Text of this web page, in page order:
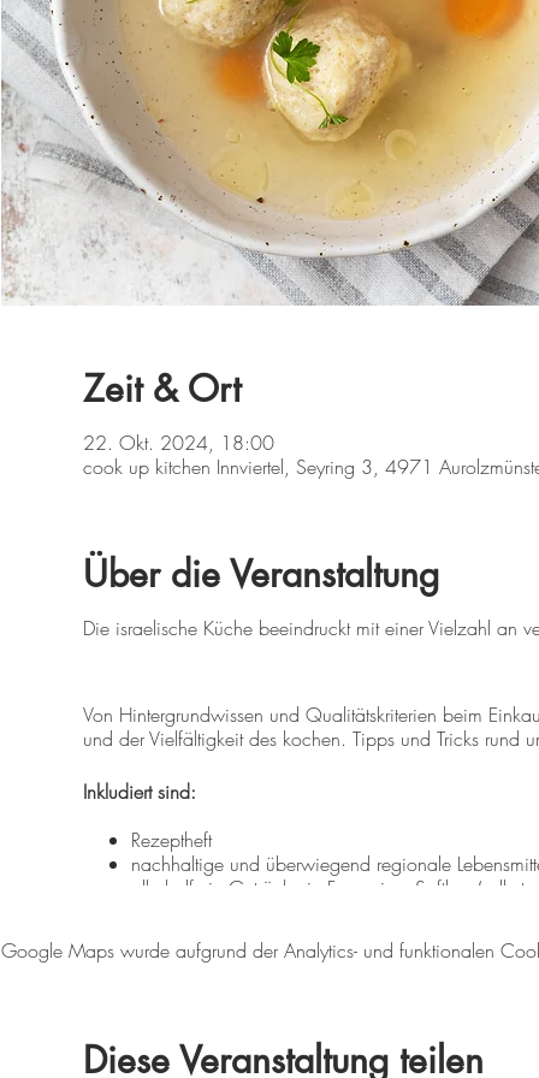
Zeit & Ort
22. Okt. 2024, 18:00
cook up kitchen Innviertel, Seyring 3, 4971
Über die Veranstaltung
Die israelische Küche beeindruckt mit einer Vielzahl an
Von Hintergrundwissen und Qualitätskriterien beim
und der Vielfältigkeit des kochen. Tipps und Tricks rund
Inkludiert sind:
Rezeptheft
nachhaltige und überwiegend regionale
alkoholfreie Getränke in Form einer Saftbar
gratis Parkplätze
Stornobedingungen:
Google Maps wurde aufgrund der Analytics- und funktionalen
Diese Veranstaltung teilen